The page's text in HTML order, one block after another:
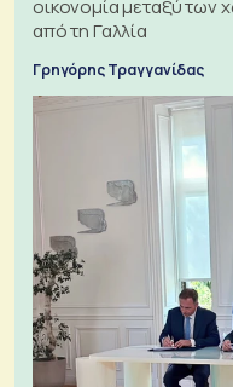
οικονομία μεταξύ των
από τη Γαλλία
Γρηγόρης Τραγγανίδας